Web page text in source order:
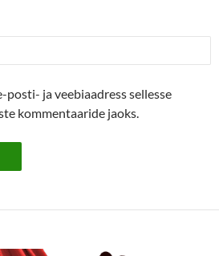
posti- ja veebiaadress sellesse
kommentaaride jaoks.